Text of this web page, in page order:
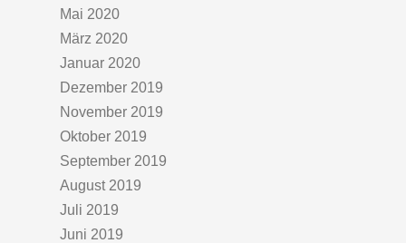
Mai 2020
März 2020
Januar 2020
Dezember 2019
November 2019
Oktober 2019
September 2019
August 2019
Juli 2019
Juni 2019